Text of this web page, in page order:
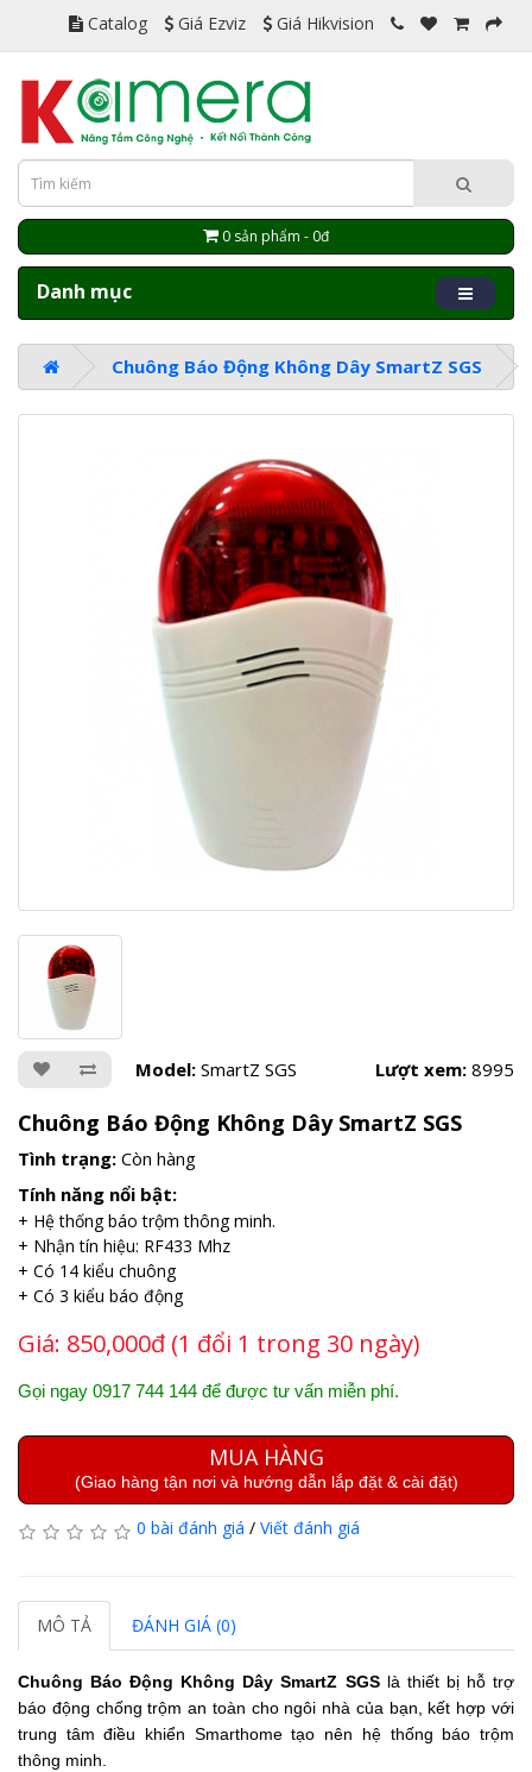
Catalog Giá Ezviz Giá Hikvision
0 sản phẩm - 0đ
Danh mục
Chuông Báo Động Không Dây SmartZ SGS
Model: SmartZ SGS Lượt xem: 8995
Chuông Báo Động Không Dây SmartZ SGS
Tình trạng: Còn hàng
Tính năng nổi bật:
+ Hệ thống báo trộm thông minh.
+ Nhận tín hiệu: RF433 Mhz
+ Có 14 kiểu chuông
+ Có 3 kiểu báo động
Giá: 850,000đ (1 đổi 1 trong 30 ngày)
Gọi ngay 0917 744 144 để được tư vấn miễn phí.
MUA HÀNG
(Giao hàng tận nơi và hướng dẫn lắp đặt & cài đặt)
0 bài đánh giá / Viết đánh giá
MÔ TẢ ĐÁNH GIÁ (0)
Chuông Báo Động Không Dây SmartZ SGS là thiết bị hỗ trợ
báo động chống trộm an toàn cho ngôi nhà của bạn, kết hợp với
trung tâm điều khiển Smarthome tạo nên hệ thống báo trộm
thông minh.